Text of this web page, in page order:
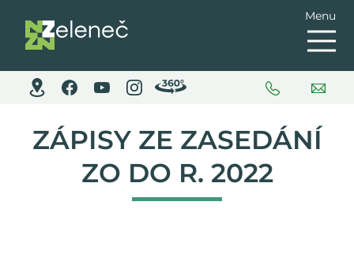
Menu
ZÁPISY ZE ZASEDÁNÍ
ZO DO R. 2022